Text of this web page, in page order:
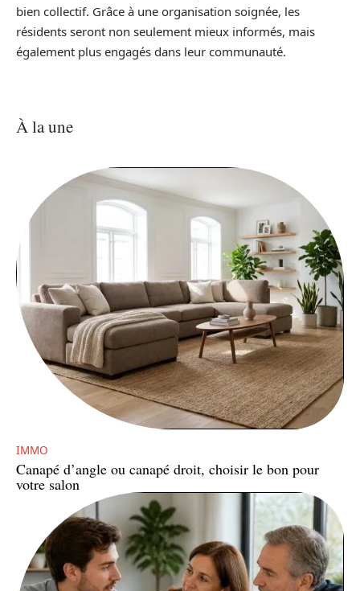
bien collectif. Grâce à une organisation soignée, les
résidents seront non seulement mieux informés, mais
également plus engagés dans leur communauté.
À la une
IMMO
Canapé d’angle ou canapé droit, choisir le bon pour
votre salon